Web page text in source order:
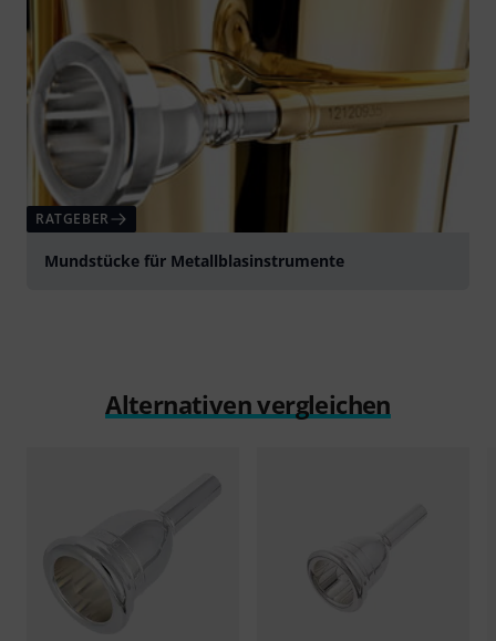
RATGEBER
Mundstücke für Metallblasinstrumente
Alternativen vergleichen